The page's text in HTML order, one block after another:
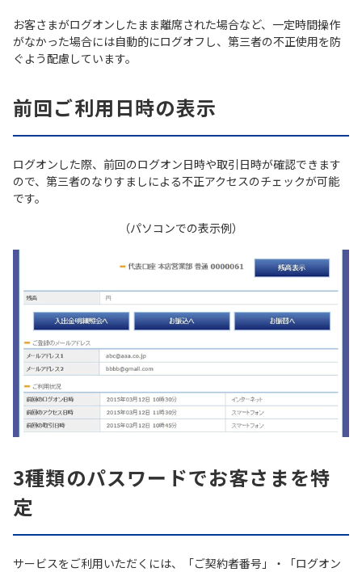
お客さまがログオンしたまま離席された場合など、一定時間操作
がなかった場合には自動的にログオフし、第三者の不正使用を防
ぐよう配慮しています。
前回ご利用日時の表示
ログオンした際、前回のログオン日時や取引日時が確認できます
ので、第三者のなりすましによる不正アクセスのチェックが可能
です。
（パソコンでの表示例）
3種類のパスワードでお客さまを特
定
サービスをご利用いただくには、「ご契約者番号」・「ログオン